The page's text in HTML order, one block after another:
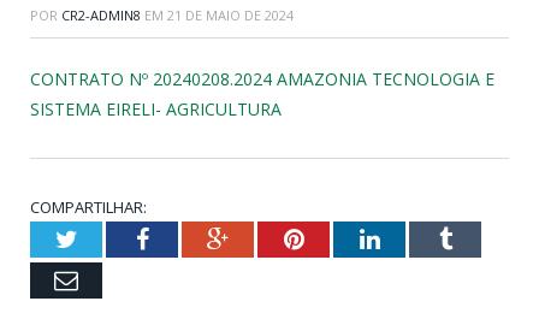
POR CR2-ADMIN8 EM 21 DE MAIO DE 2024
CONTRATO Nº 20240208.2024 AMAZONIA TECNOLOGIA E
SISTEMA EIRELI- AGRICULTURA
COMPARTILHAR:
TwitterFacebookGoogle+PinterestLinkedInTumblr
Email